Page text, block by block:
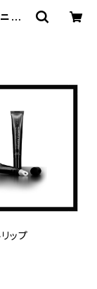
ッ
ップ